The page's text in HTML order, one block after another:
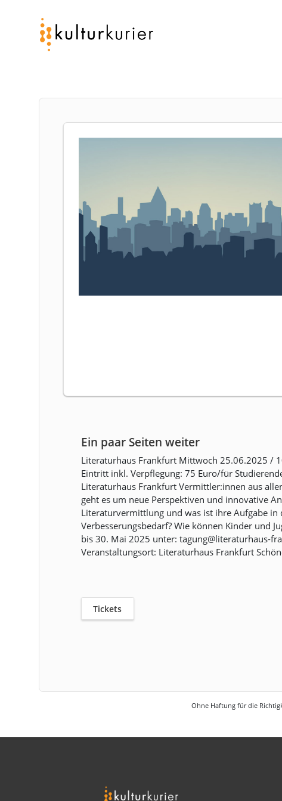
Ein paar Seiten weiter
Literaturhaus Frankfurt Mittwoch 25.06.2025 /
Eintritt inkl. Verpflegung: 75 Euro/für
Literaturhaus Frankfurt Vermittler:innen aus
geht es um neue Perspektiven und innovative
Literaturvermittlung und was ist ihre Aufgabe
Verbesserungsbedarf? Wie können Kinder und
bis 30. Mai 2025 unter: tagung@literaturhaus-
Veranstaltungsort: Literaturhaus Frankfurt
Tickets
Ohne Haftung für die